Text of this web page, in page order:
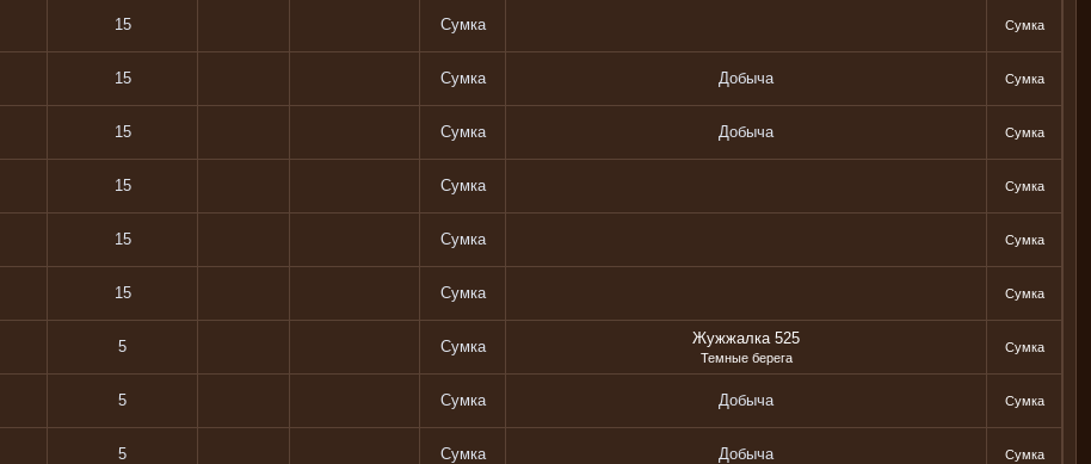
15 Сумка Сумка
15 Сумка Добыча Сумка
15 Сумка Добыча Сумка
15 Сумка Сумка
15 Сумка Сумка
15 Сумка Сумка
5 Сумка Жужжалка 525
Темные берега
Сумка
5 Сумка Добыча Сумка
5 Сумка Добыча Сумка